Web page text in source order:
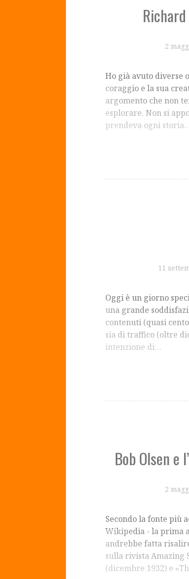
2
Ho già avuto diverse
coraggio e la sua
argomento che non
esplorare. Non si
prendeva ogni
11
Oggi è un giorno
una grande
contenuti (quasi
sia di traffico (oltre
intenzione di…
Bob Olsen e
2
Secondo la fonte più
Wikipedia - la prima
andrebbe fatta
sulla rivista Amazing
(dicembre 1932) e